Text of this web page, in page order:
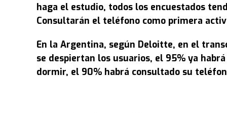
haga el estudio, todos los encuestados
Consultarán el teléfono como primera
En la Argentina, según Deloitte, en el
se despiertan los usuarios, el 95% ya
dormir, el 90% habrá consultado su